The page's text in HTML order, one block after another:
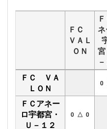
ＦＣ
ＶＡＬ
ＯＮ
宮
ＦＣ ＶＡ
ＬＯＮ
0
ＦＣアネー
ロ宇都宮・
Ｕ－１２
0 △ 0